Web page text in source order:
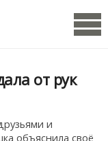
от рук
и
объяснила своё